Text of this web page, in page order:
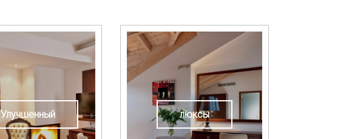
Улучшенный люксы